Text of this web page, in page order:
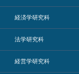
経済学研究科
法学研究科
経営学研究科